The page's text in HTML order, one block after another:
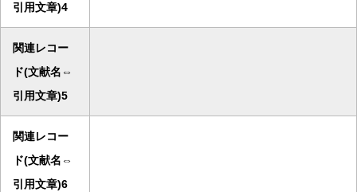
引用文章)4
関連レコー
ド(文献名⇔
引用文章)5
関連レコー
ド(文献名⇔
引用文章)6